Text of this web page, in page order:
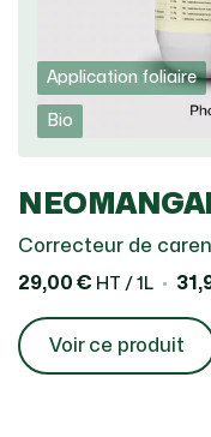
Application foliaire
Bio
Correcteur de
29,00 € HT / 1L
Voir ce produit